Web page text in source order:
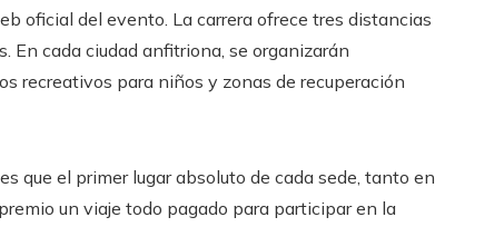
oficial del evento. La carrera ofrece tres distancias
En cada ciudad anfitriona, se organizarán
recreativos para niños y zonas de recuperación
que el primer lugar absoluto de cada sede, tanto en
un viaje todo pagado para participar en la